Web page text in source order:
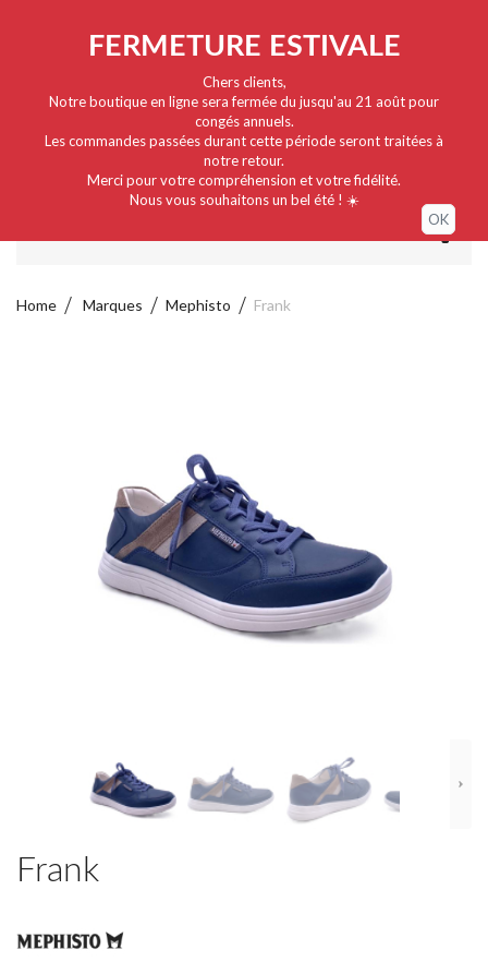
FERMETURE ESTIVALE
Chers clients,
Notre boutique en ligne sera fermée du jusqu'au 21 août pour
congés annuels.
Les commandes passées durant cette période seront traitées à
notre retour.
Merci pour votre compréhension et votre fidélité.
Nous vous souhaitons un bel été ! ☀️
OK
Home Marques Mephisto Frank
Frank